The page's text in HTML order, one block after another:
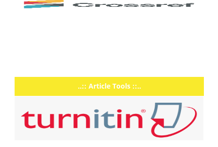
..:: Article Tools ::..